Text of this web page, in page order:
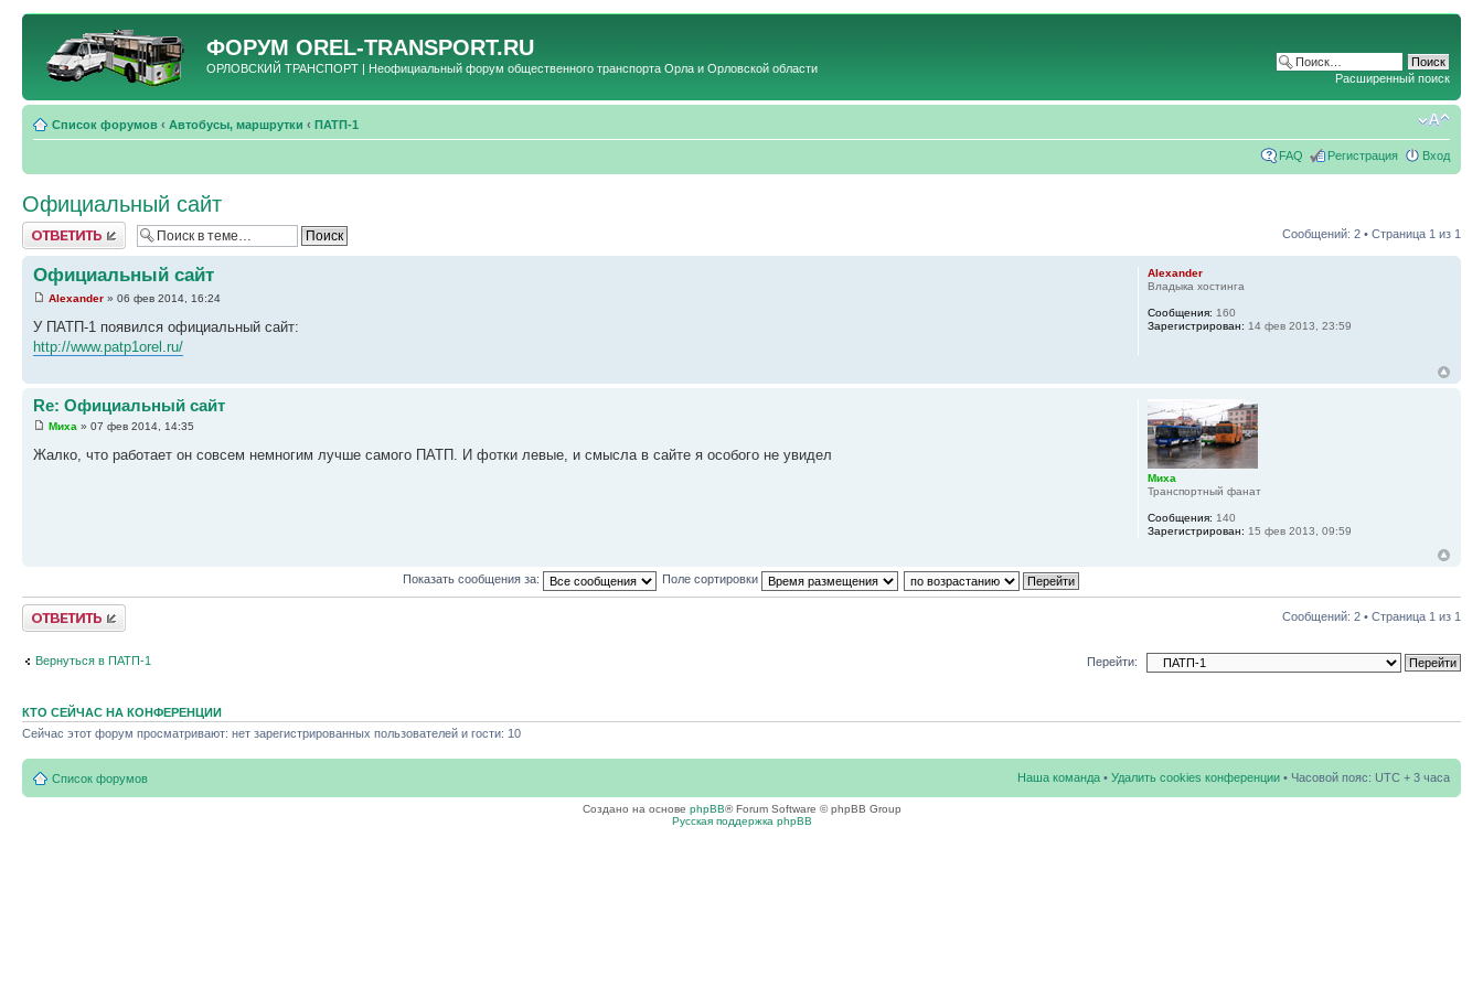
ФОРУМ OREL-TRANSPORT.RU
ОРЛОВСКИЙ ТРАНСПОРТ | Неофициальный форум общественного транспорта Орла и Орловской области
Расширенный поиск
Список форумов ‹ Автобусы, маршрутки ‹ ПАТП-1
FAQ Регистрация Вход
Официальный сайт
Ответить Сообщений: 2 • Страница 1 из 1
Официальный сайт
Alexander » 06 фев 2014, 16:24
У ПАТП-1 появился официальный сайт:
http://www.patp1orel.ru/
Alexander
Владыка хостинга
Сообщения: 160
Зарегистрирован: 14 фев 2013, 23:59
Re: Официальный сайт
Миха » 07 фев 2014, 14:35
Жалко, что работает он совсем немногим лучше самого ПАТП. И фотки левые, и смысла в сайте я особого не увидел
Миха
Транспортный фанат
Сообщения: 140
Зарегистрирован: 15 фев 2013, 09:59
Показать сообщения за: Поле сортировки
Ответить Сообщений: 2 • Страница 1 из 1
Вернуться в ПАТП-1 Перейти:
КТО СЕЙЧАС НА КОНФЕРЕНЦИИ
Сейчас этот форум просматривают: нет зарегистрированных пользователей и гости: 10
Список форумов Наша команда • Удалить cookies конференции • Часовой пояс: UTC + 3 часа
Создано на основе phpBB® Forum Software © phpBB Group
Русская поддержка phpBB